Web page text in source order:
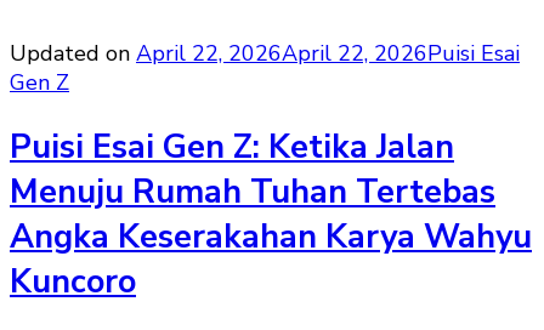
Updated on April 22, 2026April 22, 2026Puisi Esai
Gen Z
Puisi Esai Gen Z: Ketika Jalan
Menuju Rumah Tuhan Tertebas
Angka Keserakahan Karya Wahyu
Kuncoro